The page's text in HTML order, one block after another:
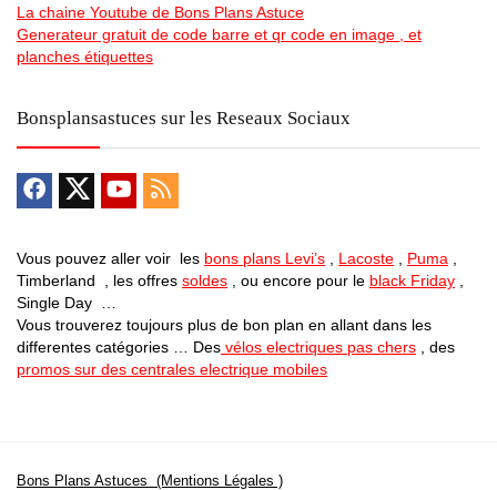
La chaine Youtube de Bons Plans Astuce
Generateur gratuit de code barre et qr code en image , et
planches étiquettes
Bonsplansastuces sur les Reseaux Sociaux
Vous pouvez aller voir les bons plans Levi’s Lacoste Puma
Timberland , les offres soldes , ou encore pour le black Friday
Single Day …
Vous trouverez toujours plus de bon plan en allant dans les
differentes catégories … Des vélos electriques pas chers , des
promos sur des centrales electrique mobiles
Bons Plans Astuces (Mentions Légales )